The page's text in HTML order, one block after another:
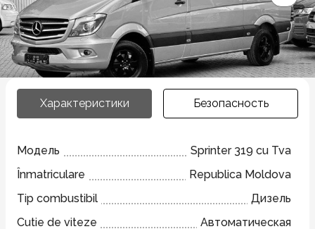
Характеристики Безопасность
Модель
Sprinter 319 cu Tva
Înmatriculare
Republica Moldova
Tip combustibil
Дизель
Cutie de viteze
Автоматическая